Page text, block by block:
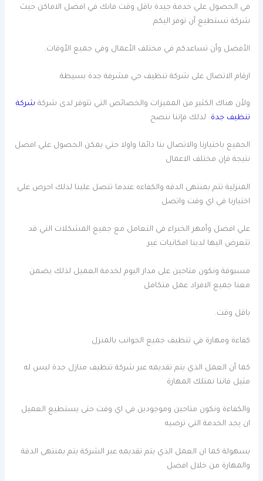
في الحصول علي خدمة جيدة باقل وقت فانك في افضل الاماكن حيث
شركة تستطيع أن توفر اليكم
الأفضل وأن تساعدكم في مختلف الأعمال وفي جميع الأوقات.
ارقام الاتصال على شركة تنظيف حي مشرفة جدة بسيطة
ولأن هناك الكثير من المميزات والخصائص التي تتوفر لدى شركة شركة
تنظيف جدة
لذلك فإننا ننصح
الجميع باختيارنا والاتصال بنا دائما واولا حتي يمكن الحصول علي افضل
نتيجة فإن مختلف الاعمال
المنزلية تتم بمنتهى الدقه والكفاءه عندما تتصل علينا لذلك احرص علي
اختيارنا في اي وقت واتصل
علي افضل وأمهر الخبراء في التعامل مع جميع المشكلات التي قد
تتعرض اليها لدينا امكانيات غير
مسبوقة ونكون متاحين على مدار اليوم لخدمة العميل لذلك يضمن
معنا جميع الافراد عمل متكامل
باقل وقت.
كفاءة ومهارة في تنظيف جميع الجوانب بالمنزل
كما أن العمل الذي يتم تقديمه عبر شركة تنظيف منازل جدة ليس له
مثيل فاننا نمتلك المهارة
والكفاءة ونكون متاحين وموجودين في اي وقت حتى يستطيع العميل
ان يجد الخدمة التي ترضيه
بسهولة كما ان العمل الذي يتم تقديمه عبر الشركة يتم بمنتهى الدقة
والمهارة من خلال افضل